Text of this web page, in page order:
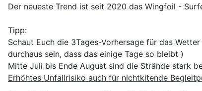
Der neueste Trend ist seit 2020 das Wingfoil -
Tipp:
Schaut Euch die 3Tages-Vorhersage für das
durchaus sein, dass das einige Tage so bleibt )
Mitte Juli bis Ende August sind die Strände stark
Erhöhtes Unfallrisiko auch für nichtkitende